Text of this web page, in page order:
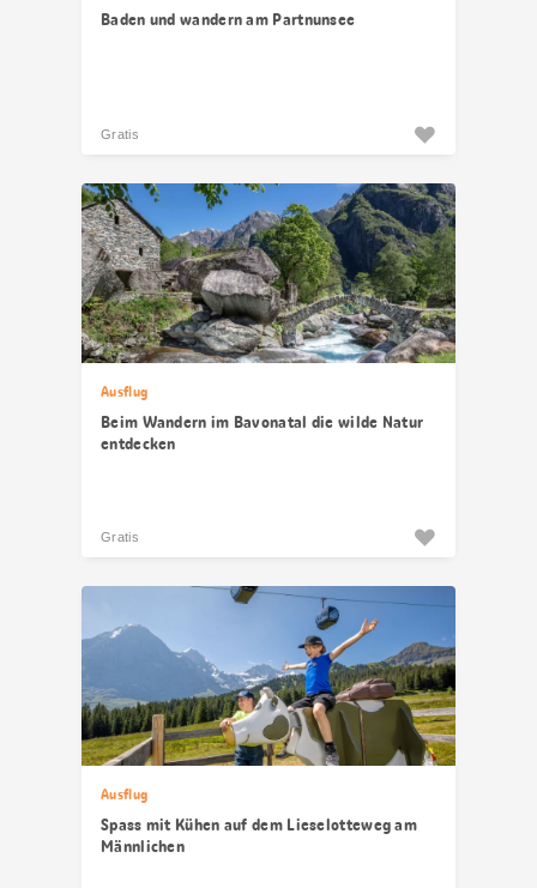
Baden und wandern am Partnunsee
Gratis
Ausflug
Beim Wandern im Bavonatal die wilde Natur
entdecken
Gratis
Ausflug
Spass mit Kühen auf dem Lieselotteweg am
Männlichen